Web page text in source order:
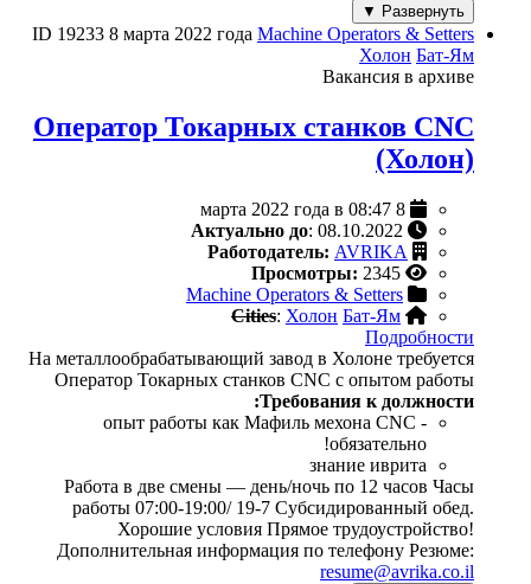
Развернуть ▼
ID 19233 8 марта 2022 года Machine Operators & Setters
Холон Бат-Ям
Вакансия в архиве
Оператор Токарных станков СNC
(Холон)
Актуально до: 08.10.2022
Работодатель: AVRIKA
Просмотры: 2345
Machine Operators & Setters
Cities: Холон Бат-Ям
Подробности
На металлообрабатывающий завод в Холоне требуется
Оператор Токарных станков CNC с опытом работы
Требования к должности:
опыт работы как Мафиль мехона CNC -
обязательно!
знание иврита
Работа в две смены — день/ночь по 12 часов Часы
работы 07:00-19:00/ 19-7 Субсидированный обед.
Хорошие условия Прямое трудоустройство!
Дополнительная информация по телефону Резюме:
resume@avrika.co.il